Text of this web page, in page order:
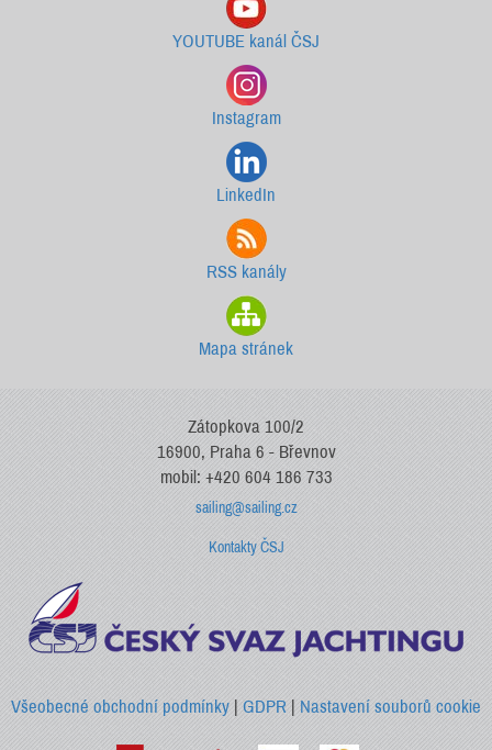
YOUTUBE kanál ČSJ
Instagram
LinkedIn
RSS kanály
Mapa stránek
Zátopkova 100/2
16900, Praha 6 - Břevnov
mobil: +420 604 186 733
sailing@sailing.cz
Kontakty ČSJ
Všeobecné obchodní podmínky |GDPR |Nastavení souborů cookie